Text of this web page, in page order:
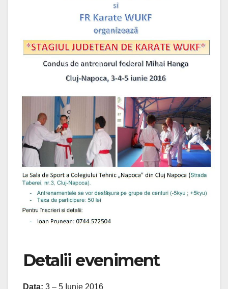
Detalii eveniment
Data: 3 – 5 Iunie 2016